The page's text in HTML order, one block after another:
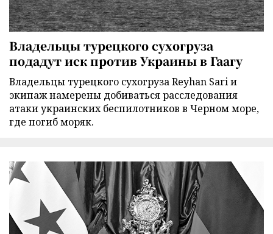
Владельцы турецкого сухогруза
подадут иск против Украины в Гаагу
Владельцы турецкого сухогруза Reyhan Sari и
экипаж намерены добиваться расследования
атаки украинских беспилотников в Черном море,
где погиб моряк.